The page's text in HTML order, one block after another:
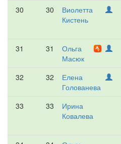
30 30
Виолетта
Кистень
31 31
Ольга
Масюк
32 32
Елена
Голованева
33 33
Ирина
Ковалева